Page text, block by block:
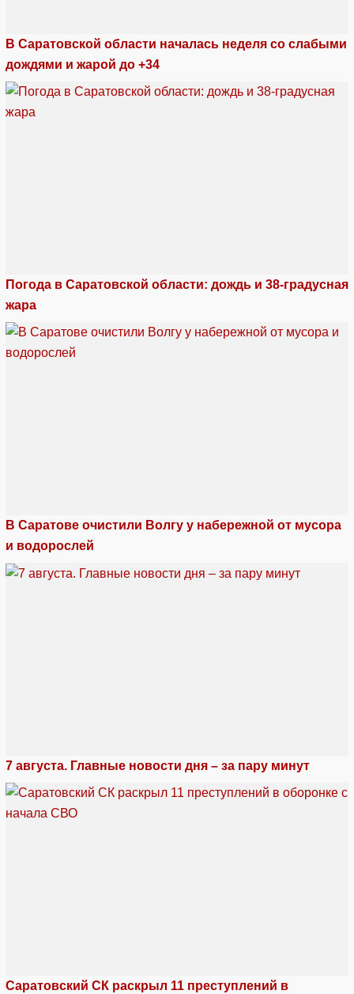
В Саратовской области началась неделя со слабыми
дождями и жарой до +34
Погода в Саратовской области: дождь и 38-градусная
жара
В Саратове очистили Волгу у набережной от мусора
и водорослей
7 августа. Главные новости дня – за пару минут
Саратовский СК раскрыл 11 преступлений в